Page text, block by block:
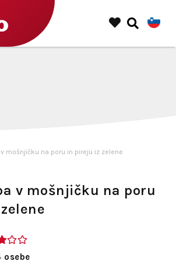
mošnjičku na poru in pireju iz zelene
v mošnjičku na poru
osebe